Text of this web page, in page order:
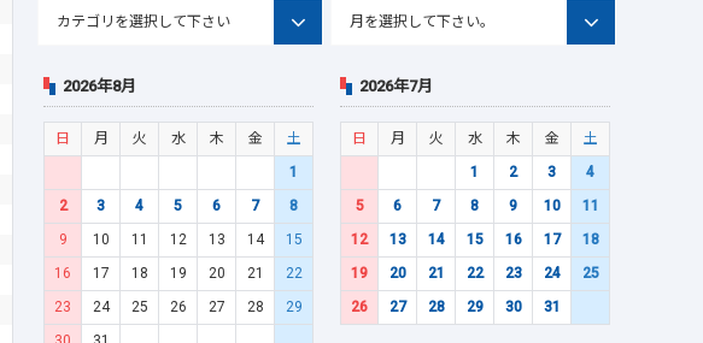
2026年8月
日 月 火 水 木 金
土
1
2
3 4 5 6 7
8
9
10 11 12 13 14
15
16
17 18 19 20 21
22
23
24 25 26 27 28
29
2026年7月
日 月 火 水 木 金
土
1
2 3
4
5
6 7 8 9 10
11
12
13 14 15 16 17
18
19
20 21 22 23 24
25
26
27 28 29 30 31